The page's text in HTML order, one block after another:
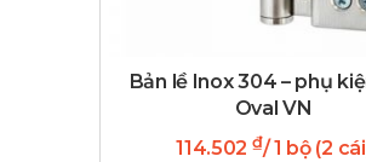
Bản lề Inox 304 – phụ
Oval VN
114.502 ₫/ 1 bộ (2